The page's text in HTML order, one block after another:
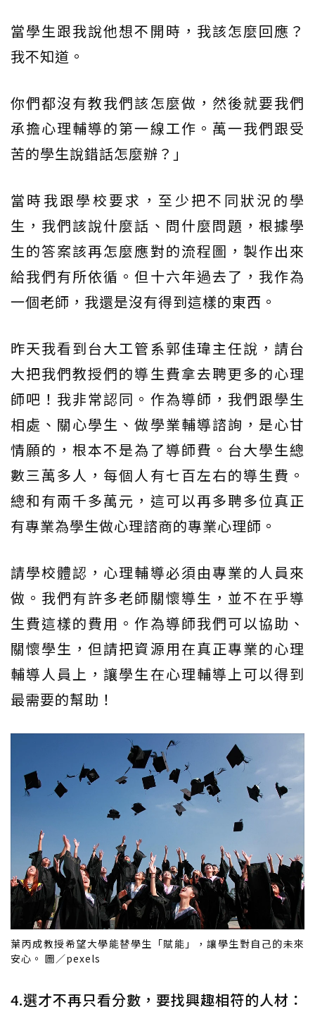
當學生跟我說他想不開時，我該怎麼回應？
我不知道。
你們都沒有教我們該怎麼做，然後就要我們
承擔心理輔導的第一線工作。萬一我們跟受
苦的學生說錯話怎麼辦？」
當時我跟學校要求，至少把不同狀況的學
生，我們該說什麼話、問什麼問題，根據學
生的答案該再怎麼應對的流程圖，製作出來
給我們有所依循。但十六年過去了，我作為
一個老師，我還是沒有得到這樣的東西。
昨天我看到台大工管系郭佳瑋主任說，請台
大把我們教授們的導生費拿去聘更多的心理
師吧！我非常認同。作為導師，我們跟學生
相處、關心學生、做學業輔導諮詢，是心甘
情願的，根本不是為了導師費。台大學生總
數三萬多人，每個人有七百左右的導生費。
總和有兩千多萬元，這可以再多聘多位真正
有專業為學生做心理諮商的專業心理師。
請學校體認，心理輔導必須由專業的人員來
做。我們有許多老師關懷導生，並不在乎導
生費這樣的費用。作為導師我們可以協助、
關懷學生，但請把資源用在真正專業的心理
輔導人員上，讓學生在心理輔導上可以得到
最需要的幫助！
葉丙成教授希望大學能替學生「賦能」，讓學生對自己的未來
安心。 圖／pexels
4.選才不再只看分數，要找興趣相符的人材：